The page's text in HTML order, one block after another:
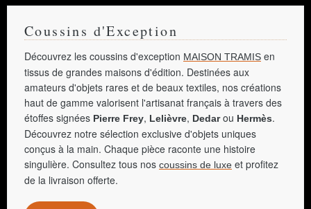
Coussins d'Exception
Découvrez les coussins d'exception MAISON TRAMIS en
tissus de grandes maisons d'édition. Destinées aux
amateurs d'objets rares et de beaux textiles, nos créations
haut de gamme valorisent l'artisanat français à travers des
étoffes signées Pierre Frey, Lelièvre, Dedarou Hermès.
Découvrez notre sélection exclusive d'objets uniques
conçus à la main. Chaque pièce raconte une histoire
singulière. Consultez tous nos coussins de luxe et profitez
de la livraison offerte.